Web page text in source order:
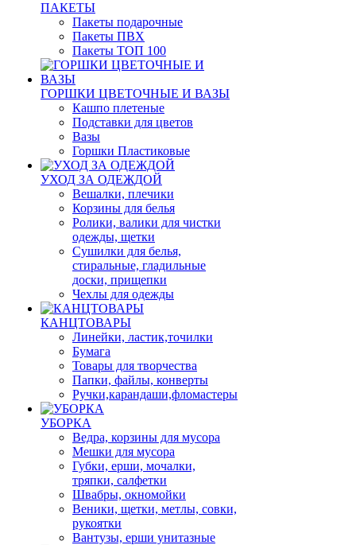
ПАКЕТЫ
Пакеты подарочные
Пакеты ПВХ
Пакеты ТОП 100
ГОРШКИ ЦВЕТОЧНЫЕ И ВАЗЫ
Кашпо плетеные
Подставки для цветов
Вазы
Горшки Пластиковые
УХОД ЗА ОДЕЖДОЙ
Вешалки, плечики
Корзины для белья
Ролики, валики для чистки
одежды, щетки
Сушилки для белья,
стиральные, гладильные
доски, прищепки
Чехлы для одежды
КАНЦТОВАРЫ
Линейки, ластик,точилки
Бумага
Товары для творчества
Папки, файлы, конверты
Ручки,карандаши,фломастеры
УБОРКА
Ведра, корзины для мусора
Мешки для мусора
Губки, ерши, мочалки,
тряпки, салфетки
Швабры, окномойки
Веники, щетки, метлы, совки,
рукоятки
Вантузы, ерши унитазные